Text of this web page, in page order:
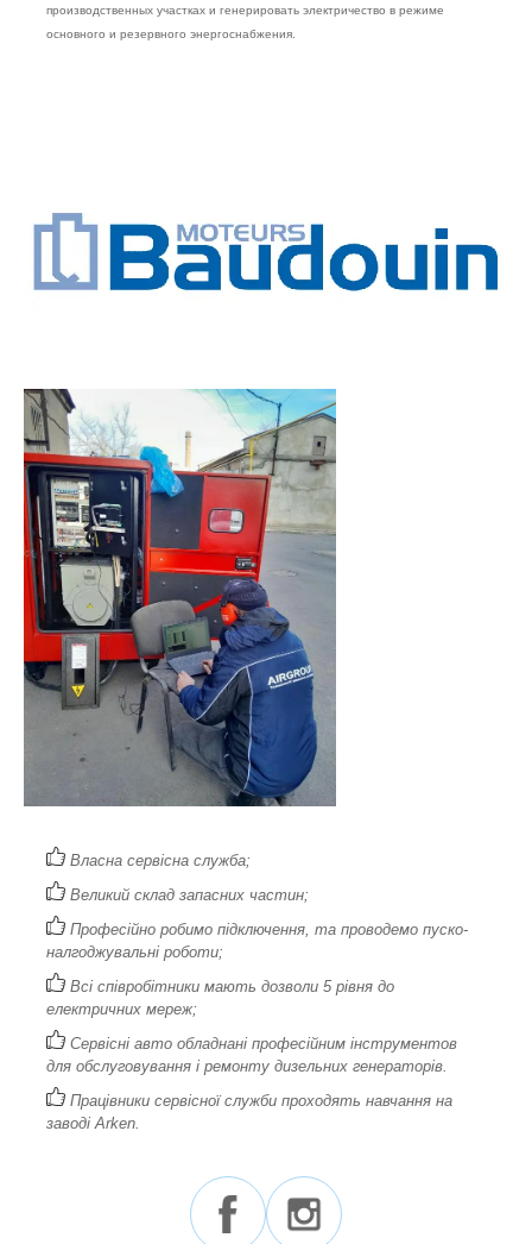
производственных участках и генерировать электричество в режиме
основного и резервного энергоснабжения.
Власна сервісна служба;
Великий склад запасних частин;
Професійно робимо підключення, та проводемо пуско-
налгоджувальні роботи;
Всі співробітники мають дозволи 5 рівня до
електричних мереж;
Сервісні авто обладнані професійним інструментов
для обслуговування і ремонту дизельних генераторів.
Працівники сервісної служби проходять навчання на
заводі Arken.